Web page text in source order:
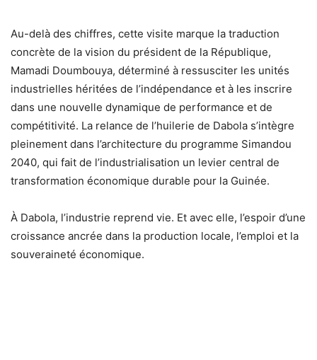
Au-delà des chiffres, cette visite marque la traduction
concrète de la vision du président de la République,
Mamadi Doumbouya, déterminé à ressusciter les unités
industrielles héritées de l’indépendance et à les inscrire
dans une nouvelle dynamique de performance et de
compétitivité. La relance de l’huilerie de Dabola s’intègre
pleinement dans l’architecture du programme Simandou
2040, qui fait de l’industrialisation un levier central de
transformation économique durable pour la Guinée.
À Dabola, l’industrie reprend vie. Et avec elle, l’espoir d’une
croissance ancrée dans la production locale, l’emploi et la
souveraineté économique.